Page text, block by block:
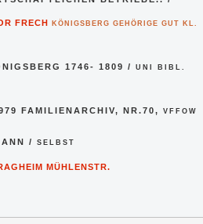
FRECH
KÖNIGSBERG GEHÖRIGE GUT KL.
1746- 1809 / UNI BIBL.
FAMILIENARCHIV, NR.70,
VFFOW
/ SELBST
MÜHLENSTR.